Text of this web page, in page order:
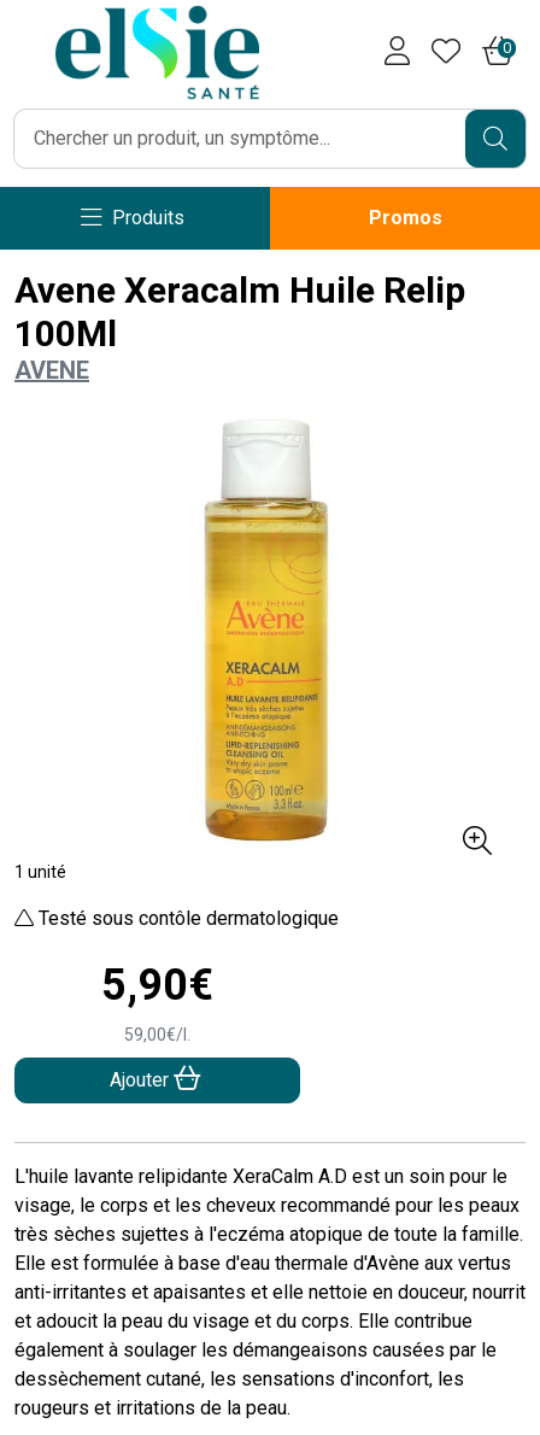
0
Produits Promos
Avene Xeracalm Huile Relip
100Ml
AVENE
1 unité
Testé sous contôle dermatologique
5,90€
59,00€/
Ajouter
L'huile lavante relipidante XeraCalm A.D est un soin pour le
visage, le corps et les cheveux recommandé pour les peaux
très sèches sujettes à l'eczéma atopique de toute la famille.
Elle est formulée à base d'eau thermale d'Avène aux vertus
anti-irritantes et apaisantes et elle nettoie en douceur, nourrit
et adoucit la peau du visage et du corps. Elle contribue
également à soulager les démangeaisons causées par le
dessèchement cutané, les sensations d'inconfort, les
rougeurs et irritations de la peau.